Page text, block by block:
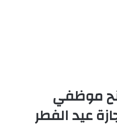
موظفي
إجازة عيد الفطر